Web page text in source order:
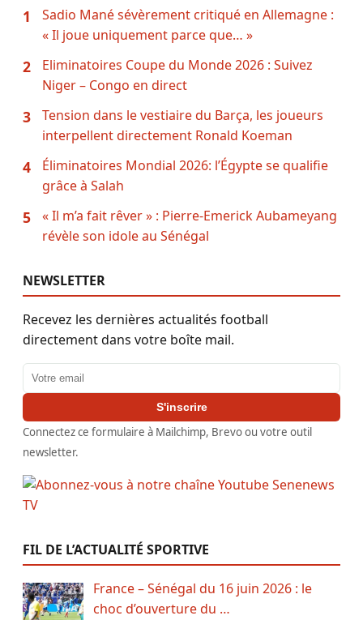
1
Sadio Mané sévèrement critiqué en Allemagne :
« Il joue uniquement parce que… »
2
Eliminatoires Coupe du Monde 2026 : Suivez
Niger – Congo en direct
3
Tension dans le vestiaire du Barça, les joueurs
interpellent directement Ronald Koeman
4
Éliminatoires Mondial 2026: l’Égypte se qualifie
grâce à Salah
5
« Il m’a fait rêver » : Pierre-Emerick Aubameyang
révèle son idole au Sénégal
NEWSLETTER
Recevez les dernières actualités football
directement dans votre boîte mail.
Adresse email
S'inscrire
Connectez ce formulaire à Mailchimp, Brevo ou votre outil
newsletter.
FIL DE L’ACTUALITÉ SPORTIVE
France – Sénégal du 16 juin 2026 : le
choc d’ouverture du …